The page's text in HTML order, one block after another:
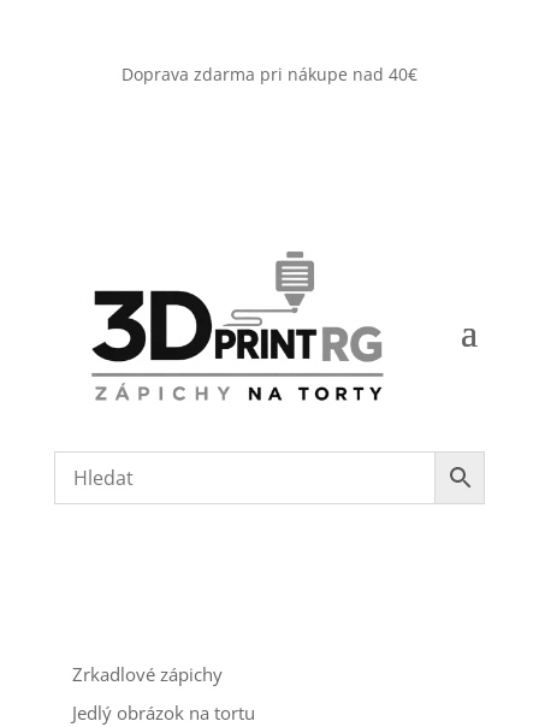
Doprava zdarma pri nákupe nad 40€
Zrkadlové zápichy
Jedlý obrázok na tortu